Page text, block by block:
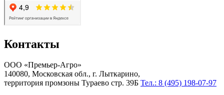
Контакты
ООО «Премьер-Агро»
140080, Московская обл., г. Лыткарино,
территория промзоны Тураево стр. 39Б Тел.: 8 (495) 198-07-97